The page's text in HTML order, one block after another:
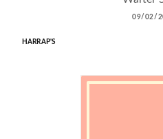
09/02/
HARRAP'S